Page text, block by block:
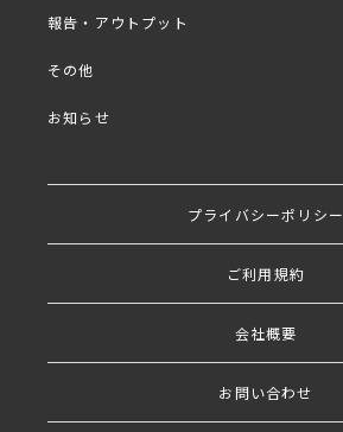
・仮説を活かした成功事例
出演者
取締役
早尾 恭子
報告・アウトプット
その他
お知らせ
プライバシーポリシー
ご利用規約
会社概要
お問い合わせ